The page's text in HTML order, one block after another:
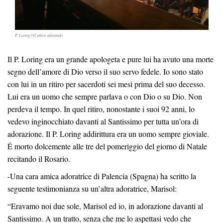
P. Loring (92 años) adorando
Il P. Loring era un grande apologeta e pure lui ha avuto una morte
segno dell’amore di Dio verso il suo servo fedele. Io sono stato
con lui in un ritiro per sacerdoti sei mesi prima del suo decesso.
Lui era un uomo che sempre parlava o con Dio o su Dio. Non
perdeva il tempo. In quel ritiro, nonostante i suoi 92 anni, lo
vedevo inginocchiato davanti al Santissimo per tutta un’ora di
adorazione. Il P. Loring addirittura era un uomo sempre gioviale.
É morto dolcemente alle tre del pomeriggio del giorno di Natale
recitando il Rosario.
-Una cara amica adoratrice di Palencia (Spagna) ha scritto la
seguente testimonianza su un’altra adoratrice, Marisol:
“Eravamo noi due sole, Marisol ed io, in adorazione davanti al
Santissimo. A un tratto, senza che me lo aspettasi vedo che